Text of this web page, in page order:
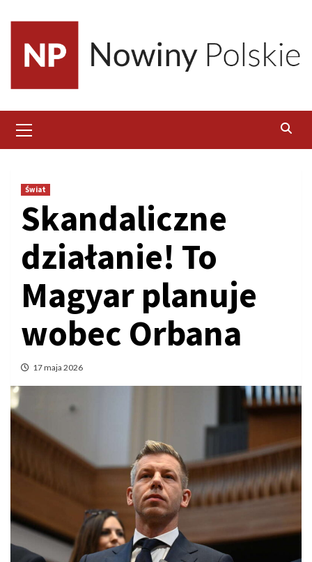
content
Menu
Świat
Skandaliczne
działanie! To
Magyar planuje
wobec Orbana
17 maja 2026